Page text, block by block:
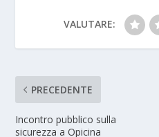
VALUTARE:
PRECEDENTE
Incontro pubblico sulla
sicurezza a Opicina